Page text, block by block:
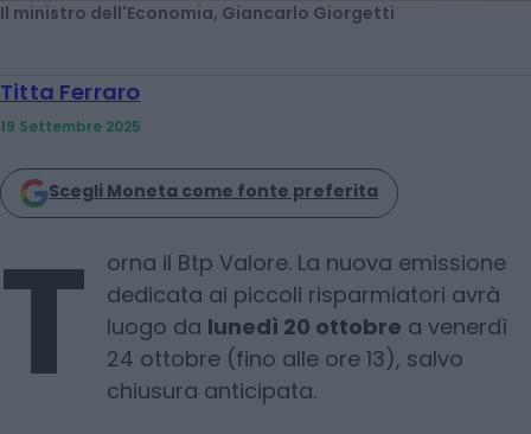
Il ministro dell'Economia, Giancarlo Giorgetti
Titta Ferraro
19 Settembre 2025
Scegli Moneta come fonte preferita
T
orna il Btp Valore. La nuova emissione
dedicata ai piccoli risparmiatori avrà
luogo da lunedì 20 ottobre a venerdì
24 ottobre (fino alle ore 13), salvo
chiusura anticipata.